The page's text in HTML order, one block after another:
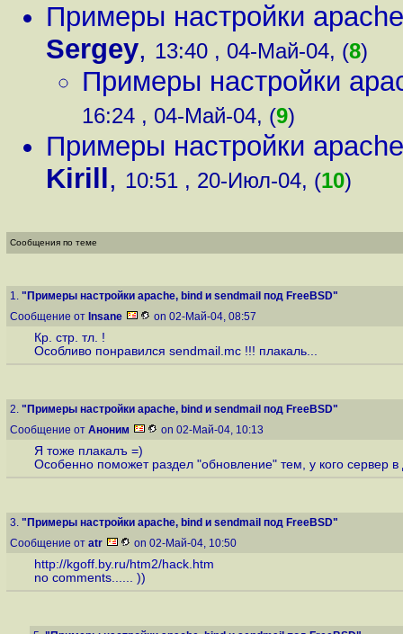
Примеры настройки
Sergey, 13:40 , 04-Май-04, (8)
Примеры настройки
16:24 , 04-Май-04, (9)
Примеры настройки
Kirill , 10:51 , 20-Июл-04, (10)
Сообщения по теме
1. "Примеры настройки apache, bind и sendmail под FreeBSD"
Сообщение от Insane on 02-Май-04, 08:57
Кр. стр. тл. !
Особливо понравился sendmail.mc !!! плакаль...
2. "Примеры настройки apache, bind и sendmail под FreeBSD"
Сообщение от Аноним on 02-Май-04, 10:13
Я тоже плакалъ =)
Особенно поможет раздел "обновление" тем, у кого сервер
3. "Примеры настройки apache, bind и sendmail под FreeBSD"
Сообщение от atr on 02-Май-04, 10:50
http://kgoff.by.ru/htm2/hack.htm
no comments...... ))